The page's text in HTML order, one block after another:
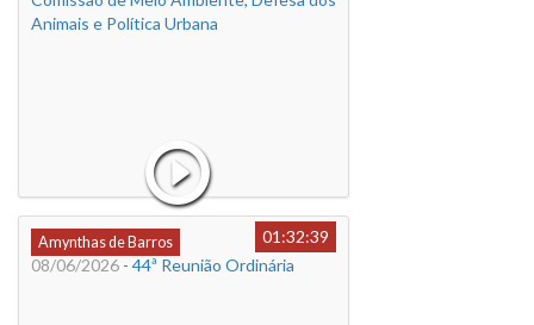
Animais e Política Urbana
Amynthas de Barros
01:32:39
08/06/2026 - 44ª Reunião Ordinária